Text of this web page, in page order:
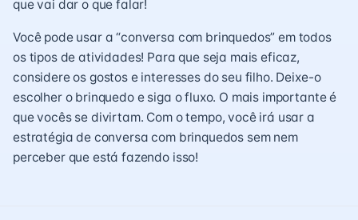
que vai dar o que falar!
Você pode usar a “conversa com brinquedos” em todos
os tipos de atividades! Para que seja mais eficaz,
considere os gostos e interesses do seu filho. Deixe-o
escolher o brinquedo e siga o fluxo. O mais importante é
que vocês se divirtam. Com o tempo, você irá usar a
estratégia de conversa com brinquedos sem nem
perceber que está fazendo isso!